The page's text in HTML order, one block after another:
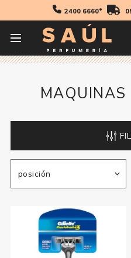
2400 6660*
Cosmetica
MAQUINAS